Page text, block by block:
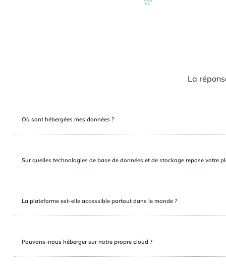
La
Où sont hébergées mes données ?
Sur quelles technologies de base de données et de stockage repose votre
La plateforme est-elle accessible partout dans le monde ?
Pouvons-nous héberger sur notre propre cloud ?